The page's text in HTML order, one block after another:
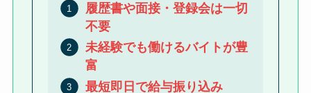
履歴書や面接・登録会は一切
不要
未経験でも働けるバイトが豊
富
最短即日で給与振り込み